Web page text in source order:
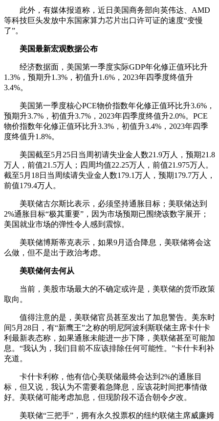
此外，有媒体报道称，近日美国商务部向英伟达、AMD
等科技巨头发放中东国家算力芯片出口许可证的速度“变慢
了”。
美国最新宏观数据公布
经济数据面，美国第一季度实际GDP年化修正值环比升
1.3%，预期升1.3%，初值升1.6%，2023年四季度终值升
3.4%。
美国第一季度核心PCE物价指数年化修正值环比升3.6%，
预期升3.7%，初值升3.7%，2023年四季度终值升2.0%。PCE
物价指数年化修正值环比升3.3%，初值升3.4%，2023年四季
度终值升1.8%。
美国截至5月25日当周初请失业金人数21.9万人，预期21.8
万人，前值21.5万人；四周均值22.25万人，前值21.975万人。
截至5月18日当周续请失业金人数179.1万人，预期179.7万人，
前值179.4万人。
美联储古尔斯比表示，必须坚持通胀目标；美联储达到
2%通胀目标“极其重要”，因为市场预期已围绕该数字展开；
美国就业市场的弹性令人感到震惊。
美联储博斯蒂克表示，如果9月适合降息，美联储将会这
么做，但不是出于政治考虑。
美联储何去何从
当前，美股市场最大的不确定或许是，美联储的货币政策
取向。
值得注意的是，美联储官员甚至发出了加息警告。美东时
间5月28日，有“新鹰王”之称的明尼阿波利斯联储主席卡什卡
利最新表态称，如果通胀未能进一步下降，美联储甚至可能加
息。“我认为，我们目前不应该排除任何可能性。”卡什卡利补
充道。
卡什卡利称，他有信心美联储最终会达到2%的通胀目
标，但又说，我认为不需要着急降息，应该花时间把事情做
好。美联储可能考虑加息，但现阶段不适合朝令夕改。
美联储“三把手”，拥有永久投票权的纽约联储主席威廉姆